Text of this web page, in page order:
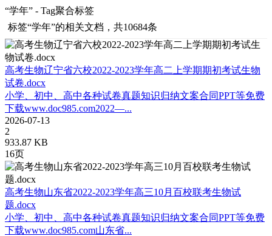
“学年” - Tag聚合标签
标签“学年”的相关文档，共10684条
高考生物辽宁省六校2022-2023学年高二上学期期初考试生物
试卷.docx
小学、初中、高中各种试卷真题知识归纳文案合同PPT等免费
下载www.doc985.com2022—...
2026-07-13
2
933.87 KB
16页
高考生物山东省2022-2023学年高三10月百校联考生物试
题.docx
小学、初中、高中各种试卷真题知识归纳文案合同PPT等免费
下载www.doc985.com山东省...